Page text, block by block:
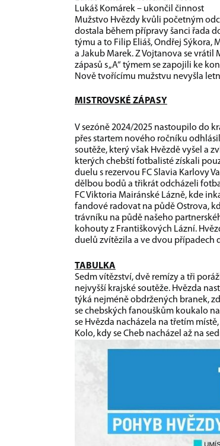
Lukáš Komárek – ukončil činnost
Mužstvo Hvězdy kvůli početným
dostala během přípravy šanci řada
týmu a to Filip Eliáš, Ondřej Sýkora,
a Jakub Marek. Z Vojtanova se
zápasů s „A“ týmem se zapojili ke
Nově tvořícímu mužstvu nevyšla
MISTROVSKÉ ZÁPASY
V sezóně 2024/2025 nastoupilo do
přes startem nového ročníku
soutěže, který však Hvězdě vyšel a
kterých chebští fotbalisté získali
duelu s rezervou FC Slavia Karlovy
dělbou bodů a třikrát odcházeli
FC Viktoria Mairánské Lázně, kde
fandové radovat na půdě Ostrova,
trávníku na půdě našeho
kohouty z Františkových Lázní.
duelů zvítězila a ve dvou případech
TABULKA
Sedm vítězství, dvě remízy a tři
nejvyšší krajské soutěže. Hvězda
týká nejméně obdržených branek,
se chebských fanouškům koukalo
se Hvězda nacházela na třetím
Kolo, kdy se Cheb nacházel až na